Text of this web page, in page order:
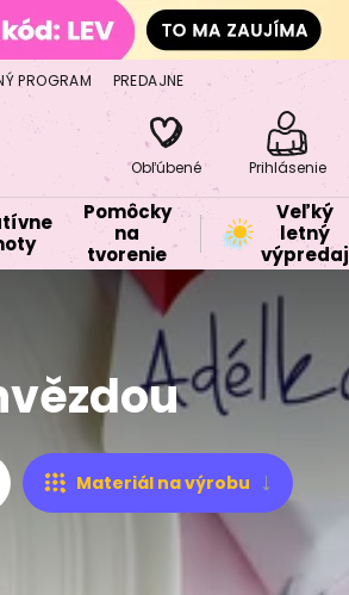
PROGRAM PREDAJNE
Obľúbené Prihlásenie
Pomôcky
na
tvorenie
Veľký
letný
výpredaj
Materiál na výrobu